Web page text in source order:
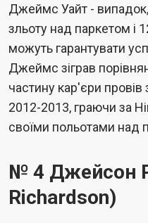
Джеймс Уайт -
зльоту над паркетом і
можуть гарантувати
Джеймс зіграв
частину кар'єри
2012-2013, граючи за
своїми польотами над
№ 4 Джейсон
Richardson)